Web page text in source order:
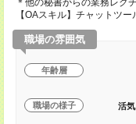
＊他の秘書からの業務レク
【OAスキル】チャットツ
職場の雰囲気
年齢層
職場の様子 活気